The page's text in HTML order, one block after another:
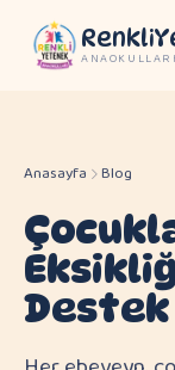
ANAOKULLARI
Anasayfa Blog
Destek